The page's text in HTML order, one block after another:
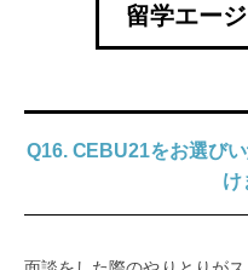
留学エー
Q16. CEBU21をお選び
け